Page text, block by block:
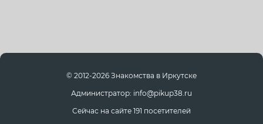
© 2012-2026 Знакомства в Иркутске
Администратор: info@pikup38.ru
Сейчас на сайте 191 посетителей